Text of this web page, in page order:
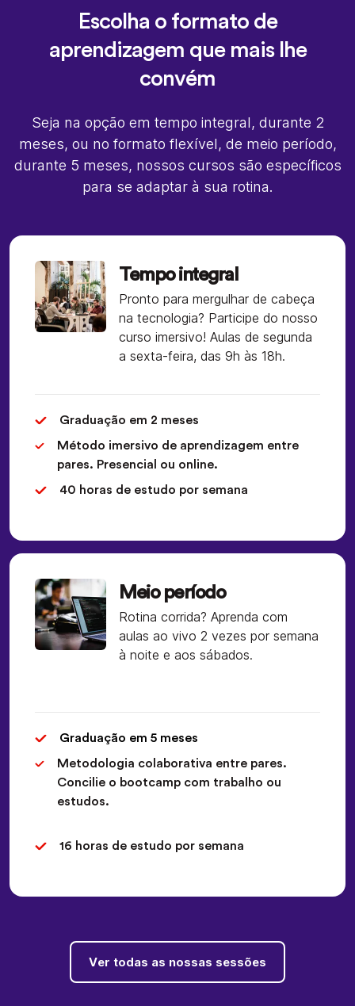
Escolha o formato de
aprendizagem que mais lhe
convém
Seja na opção em tempo integral, durante 2
meses, ou no formato flexível, de meio período,
durante 5 meses, nossos cursos são específicos
para se adaptar à sua rotina.
Tempo integral
Pronto para mergulhar de cabeça
na tecnologia? Participe do nosso
curso imersivo! Aulas de segunda
a sexta-feira, das 9h às 18h.
Graduação em 2 meses
Método imersivo de aprendizagem entre
pares. Presencial ou online.
40 horas de estudo por semana
Meio período
Rotina corrida? Aprenda com
aulas ao vivo 2 vezes por semana
à noite e aos sábados.
Graduação em 5 meses
Metodologia colaborativa entre pares.
Concilie o bootcamp com trabalho ou
estudos.
16 horas de estudo por semana
Ver todas as nossas sessões